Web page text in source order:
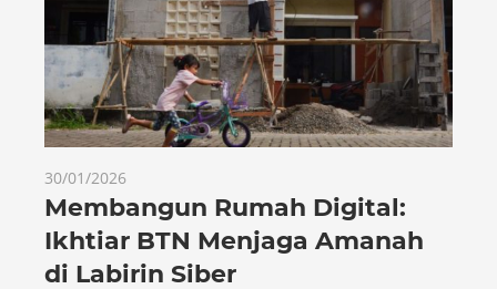
30/01/2026
Membangun Rumah Digital:
Ikhtiar BTN Menjaga Amanah
di Labirin Siber